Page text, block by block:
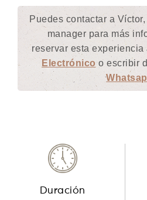
Puedes contactar a
manager para más
reservar esta experiencia
Electrónicoo escribir
Duración